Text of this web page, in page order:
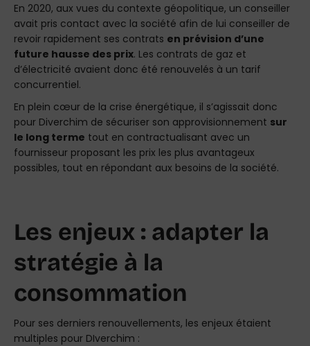
En 2020, aux vues du contexte géopolitique, un conseiller
avait pris contact avec la société afin de lui conseiller de
revoir rapidement ses contrats en prévision d’une
future hausse des prix. Les contrats de gaz et
d’électricité avaient donc été renouvelés à un tarif
concurrentiel.
En plein cœur de la crise énergétique, il s’agissait donc
pour Diverchim de sécuriser son approvisionnement sur
le long terme tout en contractualisant avec un
fournisseur proposant les prix les plus avantageux
possibles, tout en répondant aux besoins de la société.
Les enjeux : adapter la
stratégie à la
consommation
Pour ses derniers renouvellements, les enjeux étaient
multiples pour DIverchim :